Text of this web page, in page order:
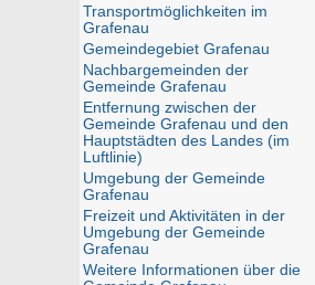
Transportmöglichkeiten im
Grafenau
Gemeindegebiet Grafenau
Nachbargemeinden der
Gemeinde Grafenau
Entfernung zwischen der
Gemeinde Grafenau und den
Hauptstädten des Landes (im
Luftlinie)
Umgebung der Gemeinde
Grafenau
Freizeit und Aktivitäten in der
Umgebung der Gemeinde
Grafenau
Weitere Informationen über die